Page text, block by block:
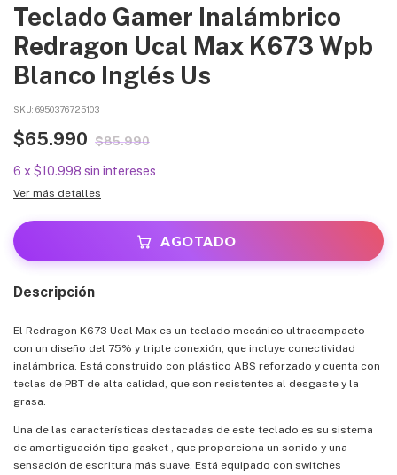
Teclado Gamer Inalámbrico
Redragon Ucal Max K673 Wpb
Blanco Inglés Us
SKU: 6950376725103
$65.990 $85.990
6 x $10.998 sin intereses
Ver más detalles
Descripción
El Redragon K673 Ucal Max es un teclado mecánico ultracompacto
con un diseño del 75% y triple conexión, que incluye conectividad
inalámbrica. Está construido con plástico ABS reforzado y cuenta con
teclas de PBT de alta calidad, que son resistentes al desgaste y la
grasa.
Una de las características destacadas de este teclado es su sistema
de amortiguación tipo gasket , que proporciona un sonido y una
sensación de escritura más suave. Está equipado con switches